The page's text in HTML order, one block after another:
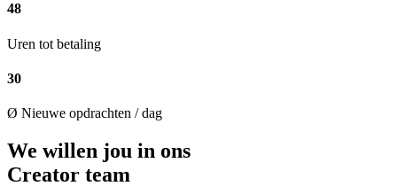
48
Uren tot betaling
30
Ø Nieuwe opdrachten / dag
We willen jou in ons
Creator team